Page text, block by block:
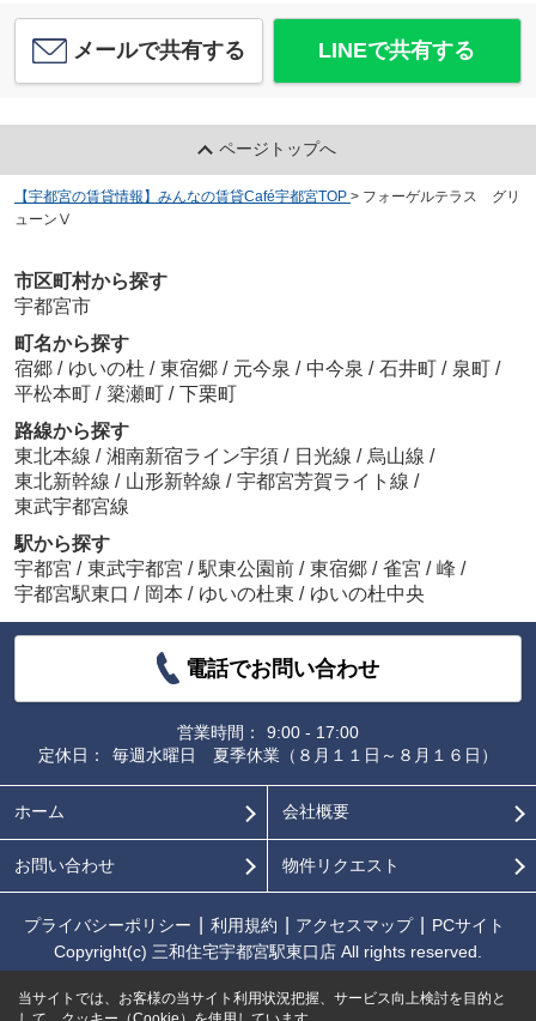
メールで共有する LINEで共有する
ページトップへ
【宇都宮の賃貸情報】みんなの賃貸Café宇都宮TOP > フォーゲルテラス グリ
ューンⅤ
市区町村から探す
宇都宮市
町名から探す
宿郷 / ゆいの杜 / 東宿郷 / 元今泉 / 中今泉 / 石井町 / 泉町 /
平松本町 / 簗瀬町 / 下栗町
路線から探す
東北本線 / 湘南新宿ライン宇須 / 日光線 / 烏山線 /
東北新幹線 / 山形新幹線 / 宇都宮芳賀ライト線 /
東武宇都宮線
駅から探す
宇都宮 / 東武宇都宮 / 駅東公園前 / 東宿郷 / 雀宮 / 峰 /
宇都宮駅東口 / 岡本 / ゆいの杜東 / ゆいの杜中央
電話でお問い合わせ
営業時間：
9:00 - 17:00
定休日：
毎週水曜日 夏季休業（８月１１日～８月１６日）
ホーム 会社概要
お問い合わせ 物件リクエスト
プライバシーポリシー 利用規約 アクセスマップ
PCサイト
Copyright(c) 三和住宅宇都宮駅東口店 All rights reserved.
当サイトでは、お客様の当サイト利用状況把握、サービス向上検討を目的と